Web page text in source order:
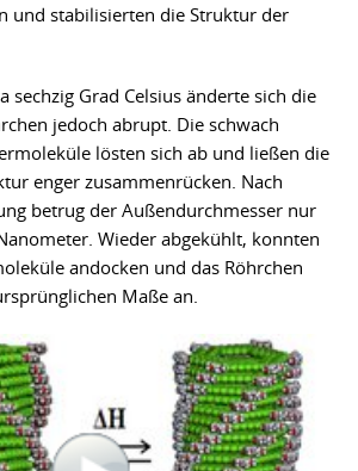
und stabilisierten die Struktur der
sechzig Grad Celsius änderte sich die
jedoch abrupt. Die schwach
lösten sich ab und ließen die
enger zusammenrücken. Nach
betrug der Außendurchmesser nur
Wieder abgekühlt, konnten
andocken und das Röhrchen
Maße an.